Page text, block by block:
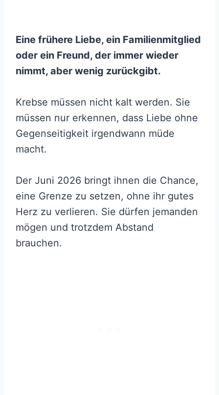
Eine frühere Liebe, ein Familienmitglied
oder ein Freund, der immer wieder
nimmt, aber wenig zurückgibt.
Krebse müssen nicht kalt werden. Sie
müssen nur erkennen, dass Liebe ohne
Gegenseitigkeit irgendwann müde
macht.
Der Juni 2026 bringt ihnen die Chance,
eine Grenze zu setzen, ohne ihr gutes
Herz zu verlieren. Sie dürfen jemanden
mögen und trotzdem Abstand
brauchen.